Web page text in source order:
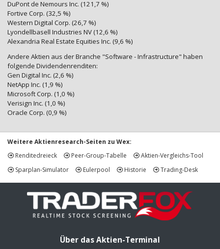
DuPont de Nemours Inc. (121,7 %)
Fortive Corp. (32,5 %)
Western Digital Corp. (26,7 %)
Lyondellbasell Industries NV (12,6 %)
Alexandria Real Estate Equities Inc. (9,6 %)
Andere Aktien aus der Branche "Software - Infrastructure" haben
folgende Dividendenrenditen:
Gen Digital Inc. (2,6 %)
NetApp Inc. (1,9 %)
Microsoft Corp. (1,0 %)
Verisign Inc. (1,0 %)
Oracle Corp. (0,9 %)
Weitere Aktienresearch-Seiten zu Wex:
Renditedreieck
Peer-Group-Tabelle
Aktien-Vergleichs-Tool
Sparplan-Simulator
Eulerpool Historie Trading-Desk
Über das Aktien-Terminal